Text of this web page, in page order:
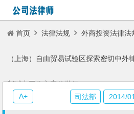
首页 法律法规 外商投资法律法
（上海）自由贸易试验区探索密切中
制试点工作方案的批复
司法部 2014/
A+